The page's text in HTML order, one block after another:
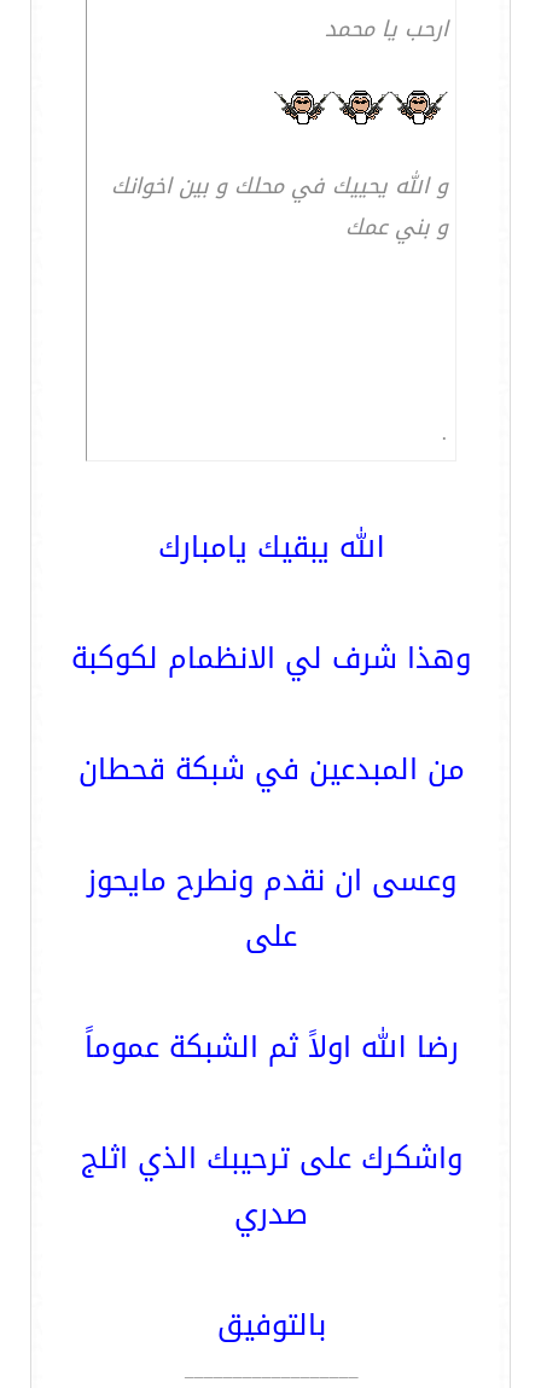
ارحب يا محمد
و الله يحييك في محلك و بين اخوانك
و بني عمك
.
الله يبقيك يامبارك
وهذا شرف لي الانظمام لكوكبة
من المبدعين في شبكة قحطان
وعسى ان نقدم ونطرح مايحوز
على
رضا الله اولاً ثم الشبكة عموماً
واشكرك على ترحيبك الذي اثلج
صدري
بالتوفيق
__________________